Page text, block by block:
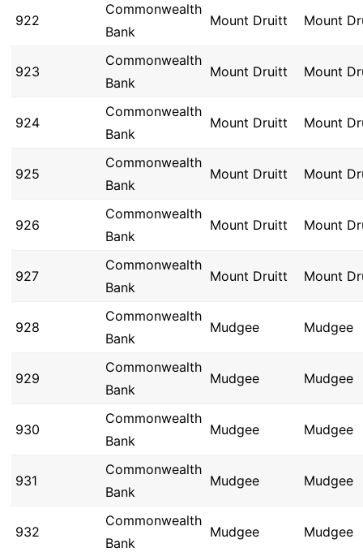
922
Commonwealth
Bank
Mount Druitt Mount
923
Commonwealth
Bank
Mount Druitt Mount
924
Commonwealth
Bank
Mount Druitt Mount
925
Commonwealth
Bank
Mount Druitt Mount
926
Commonwealth
Bank
Mount Druitt Mount
927
Commonwealth
Bank
Mount Druitt Mount
928
Commonwealth
Bank
Mudgee Mudgee
929
Commonwealth
Bank
Mudgee Mudgee
930
Commonwealth
Bank
Mudgee Mudgee
931
Commonwealth
Bank
Mudgee Mudgee
932
Commonwealth
Bank
Mudgee Mudgee